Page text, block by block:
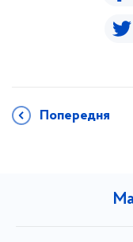
Попередня